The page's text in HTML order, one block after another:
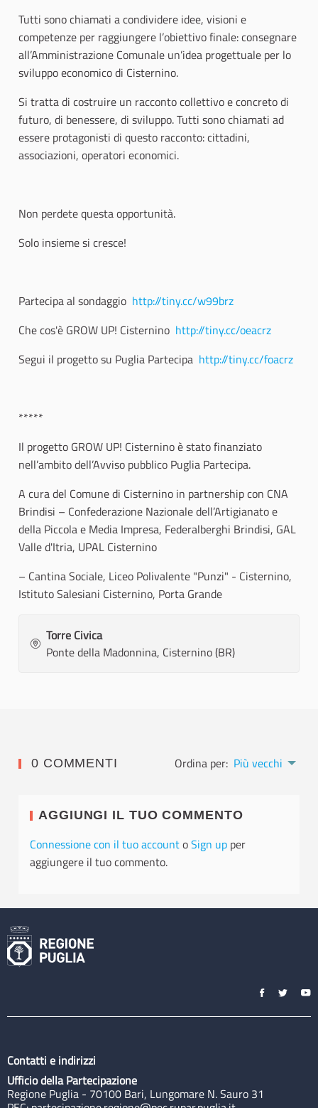
Tutti sono chiamati a condividere idee, visioni e
competenze per raggiungere l’obiettivo finale: consegnare
all’Amministrazione Comunale un’idea progettuale per lo
sviluppo economico di Cisternino.
Si tratta di costruire un racconto collettivo e concreto di
futuro, di benessere, di sviluppo. Tutti sono chiamati ad
essere protagonisti di questo racconto: cittadini,
associazioni, operatori economici.
Non perdete questa opportunità.
Solo insieme si cresce!
Partecipa al sondaggio http://tiny.cc/w99brz
Che cos'è GROW UP! Cisternino http://tiny.cc/oeacrz
Segui il progetto su Puglia Partecipa http://tiny.cc/foacrz
*****
Il progetto GROW UP! Cisternino è stato finanziato
nell’ambito dell’Avviso pubblico Puglia Partecipa.
A cura del Comune di Cisternino in partnership con CNA
Brindisi – Confederazione Nazionale dell’Artigianato e
della Piccola e Media Impresa, Federalberghi Brindisi, GAL
Valle d'Itria, UPAL Cisternino
– Cantina Sociale, Liceo Polivalente "Punzi" - Cisternino,
Istituto Salesiani Cisternino, Porta Grande
Torre Civica
Ponte della Madonnina, Cisternino (BR)
0 COMMENTI Ordina per: Più vecchi
AGGIUNGI IL TUO COMMENTO
Connessione con il tuo accountoSign up per
aggiungere il tuo commento.
Contatti e indirizzi
Ufficio della Partecipazione
Regione Puglia - 70100 Bari, Lungomare N. Sauro 31